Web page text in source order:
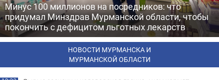
Минус 100 миллионов на посредников: что
придумал Минздрав Мурманской области, чтобы
покончить с дефицитом льготных лекарств
НОВОСТИ МУРМАНСКА И
МУРМАНСКОЙ ОБЛАСТИ